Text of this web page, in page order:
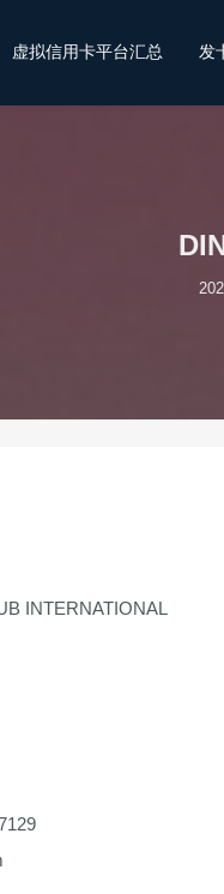
虚拟信用卡平台汇总 发
INTERNATIONAL